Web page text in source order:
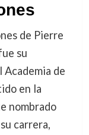
de Pierre
su
de
en la
nombrado
carrera,